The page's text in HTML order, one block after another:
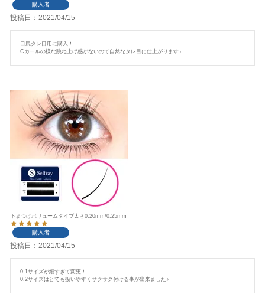
購入者
投稿日 2021/04/15
目尻タレ目用に購入！
Cカールの様な跳ね上げ感がないので自然なタレ目に仕上がります♪
下まつげボリュームタイプ太さ0.20mm/0.25mm
購入者
投稿日 2021/04/15
0.1サイズが細すぎて変更！